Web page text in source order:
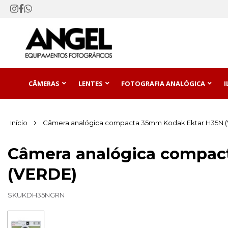
CÂMERAS LENTES FOTOGRAFIA ANALÓGICA
Início Câmera analógica compacta 35mm Kodak Ektar H35N
Câmera analógica
(VERDE)
SKUKDH35NGRN